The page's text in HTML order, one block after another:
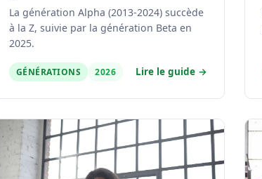
La génération Alpha (2013-2024) succède
à la Z, suivie par la génération Beta en
2025.
GÉNÉRATIONS 2026 Lire le guide →